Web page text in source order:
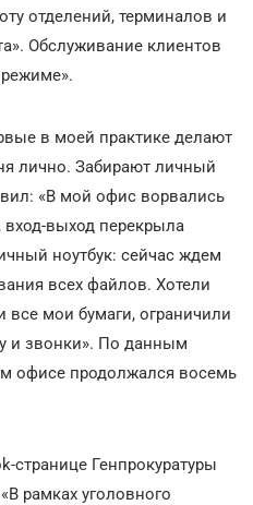
отделений, терминалов и
Обслуживание клиентов
в моей практике делают
лично. Забирают личный
«В мой офис ворвались
вход-выход перекрыла
ноутбук: сейчас ждем
всех файлов. Хотели
все мои бумаги, ограничили
и звонки». По данным
офисе продолжался восемь
странице Генпрокуратуры
рамках уголовного